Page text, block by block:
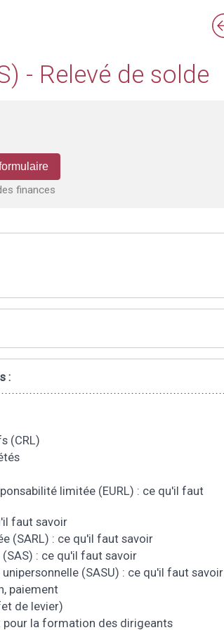
- Relevé de solde
finances
:
(CRL)
limitée (EURL) : ce qu'il faut
faut savoir
(SARL) : ce qu'il faut savoir
: ce qu'il faut savoir
(SASU) : ce qu'il faut savoir
paiement
de levier)
la formation des dirigeants